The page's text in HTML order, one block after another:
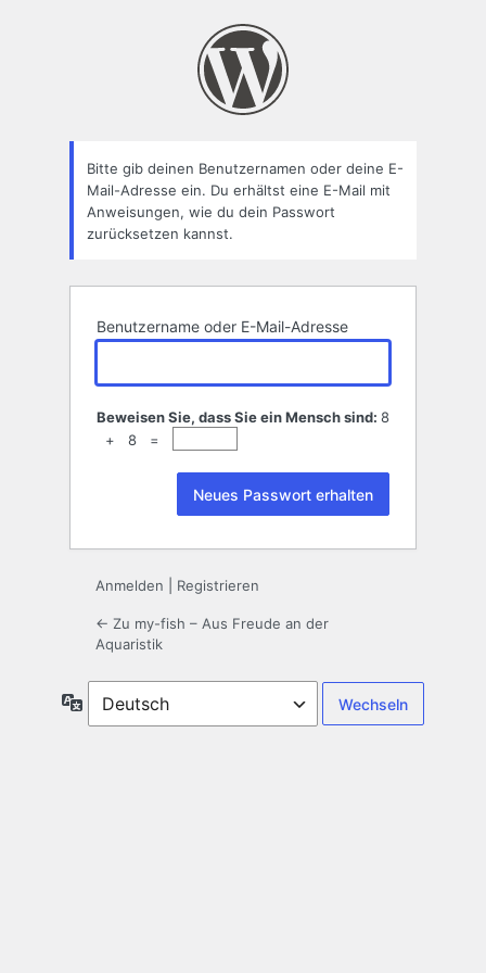
Bitte gib deinen Benutzernamen oder deine E-
Mail-Adresse ein. Du erhältst eine E-Mail mit
Anweisungen, wie du dein Passwort
zurücksetzen kannst.
Benutzername oder E-Mail-Adresse
Beweisen Sie, dass Sie ein Mensch sind: 8
+ 8 =
Anmelden Registrieren
← Zu my-fish – Aus Freude an der
Aquaristik
Sprache